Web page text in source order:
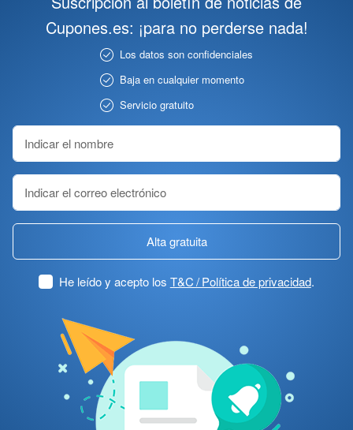
Cupones.es: ¡para no perderse nada!
Los datos son confidenciales
Baja en cualquier momento
Servicio gratuito
Alta gratuita
He leído y acepto los T&C / Política de privacidad.